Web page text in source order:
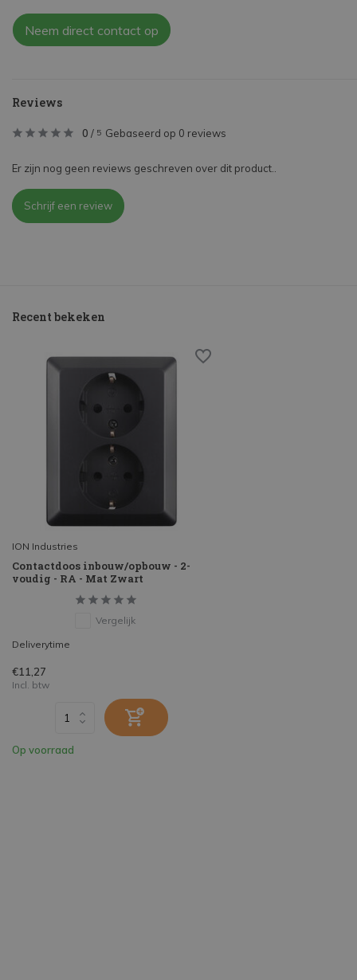
Neem direct contact op
Reviews
0 / 5 Gebaseerd op 0 reviews
Er zijn nog geen reviews geschreven over dit product..
Schrijf een review
Recent bekeken
ION Industries
Contactdoos inbouw/opbouw - 2-
voudig - RA - Mat Zwart
Vergelijk
Deliverytime
€11,27
Incl. btw
Op voorraad